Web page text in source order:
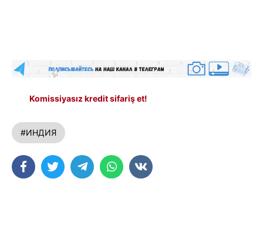
Komissiyasız kredit sifariş et!
#ИНДИЯ